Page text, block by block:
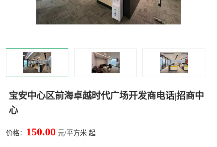
宝安中心区前海卓越时代广场开发商电话|招商中
心
价格： 150.00 元/平方米 起
罗湖区
兴东 石岩
南山后海
车公庙